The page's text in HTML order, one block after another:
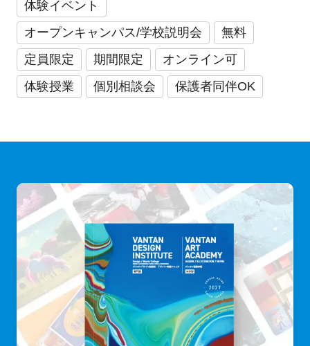
体験イベント
オープンキャンパス/学校説明会
無料
定員限定
期間限定
オンライン可
体験授業
個別相談会 保護者同伴OK